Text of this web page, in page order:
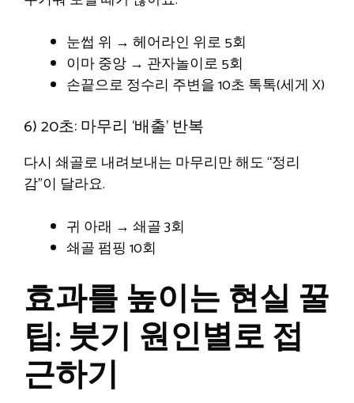
눈썹 위 → 헤어라인 위로 5회
이마 중앙 → 관자놀이로 5회
손끝으로 정수리 주변을 10초 톡톡(세게 X)
6) 20초: 마무리 ‘배출’ 반복
다시 쇄골로 내려보내는 마무리만 해도 “정리
감”이 달라요.
귀 아래 → 쇄골 3회
쇄골 펌핑 10회
효과를 높이는 현실 꿀
팁: 붓기 원인별로 접
근하기